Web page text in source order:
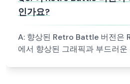
인가요?
A: 향상된 Retro Battle 버전은
에서 향상된 그래픽과 부드러